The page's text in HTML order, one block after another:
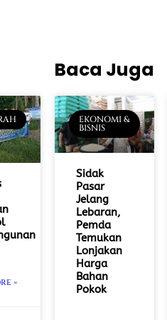
Baca Juga
»
EKONOMI &
BISNIS
Sidak
Pasar
Jelang
Lebaran,
Pemda
Temukan
Lonjakan
Harga
Bahan
Pokok